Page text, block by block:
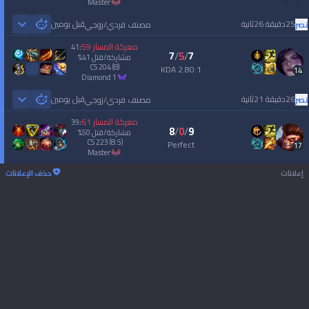
مصنف فردي/زوجيقبل يومين نصر25دقيقة 26ثانية
14
7
/
5
/
7
2.80:1 KDA
معركة المسار59
:
41
مشاركة/قتل 41
%
CS204(8)
diamond 1
مصنف فردي/زوجيقبل يومين نصر26دقيقة 21ثانية
17
9
/
0
/
8
Perfect
معركة المسار 61
:
39
مشاركة/قتل50
%
CS223(8.5)
master
إعلانات
حذف الإعلانات